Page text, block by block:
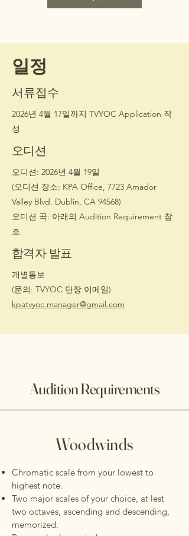
일정
서류접수
2026년 4월 17일까지 TVYOC Application 작
성
오디션
오디션: 2026년 4월 19일
(오디션 장소: KPA Office, 7723 Amador
Valley Blvd. Dublin, CA 94568)
​오디션 곡: 아래의 Audition Requirement 참
조
합격자 발표
개별통보
(문의: TVYOC 단장 이메일)
kpatvyoc.manager@gmail.com
Audition Requirements
Woodwinds
Chromatic scale from your lowest to
highest note.
Two major scales of your choice, at lest
two octaves, ascending and descending,
memorized.